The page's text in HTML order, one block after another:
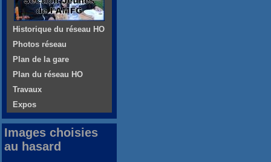
Historique du réseau HO
Photos réseau
Plan de la gare
Plan du réseau HO
Travaux
Expos
Images choisies
au hasard